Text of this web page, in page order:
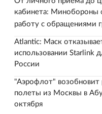
кабинета: Минобороны
работу с обращениями
Atlantic: Маск
использовании Starlink
России
"Аэрофлот" возобновит
полеты из Москвы в
октября